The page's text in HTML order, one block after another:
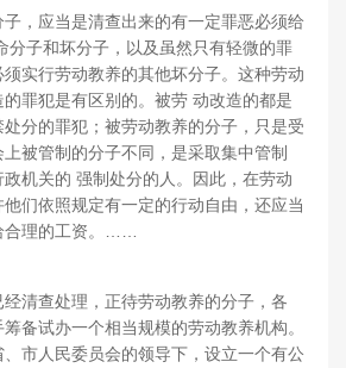
子，应当是清查出来的有一定罪恶必须给
分子和坏分子，以及虽然只有轻微的罪
实行劳动教养的其他坏分子。这种劳动
罪犯是有区别的。被劳 动改造的都是
分的罪犯；被劳动教养的分子，只是受
被管制的分子不同，是采取集中管制
机关的 强制处分的人。因此，在劳动
们依照规定有一定的行动自由，还应当
合理的工资。……
清查处理，正待劳动教养的分子，各
备试办一个相当规模的劳动教养机构。
市人民委员会的领导下，设立一个有公